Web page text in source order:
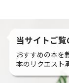
当サイトご覧
おすすめの本を
本のリクエスト